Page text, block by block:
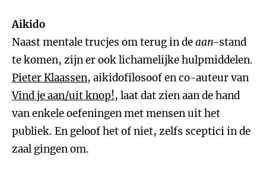
Aikido
Naast mentale trucjes om terug in deaan-stand
te komen, zijn er ook lichamelijke hulpmiddelen.
Pieter Klaassen, aikidofilosoof en co-auteur van
Vind je aan/uit knop!, laat dat zien aan de hand
van enkele oefeningen met mensen uit het
publiek. En geloof het of niet, zelfs sceptici in de
zaal gingen om.